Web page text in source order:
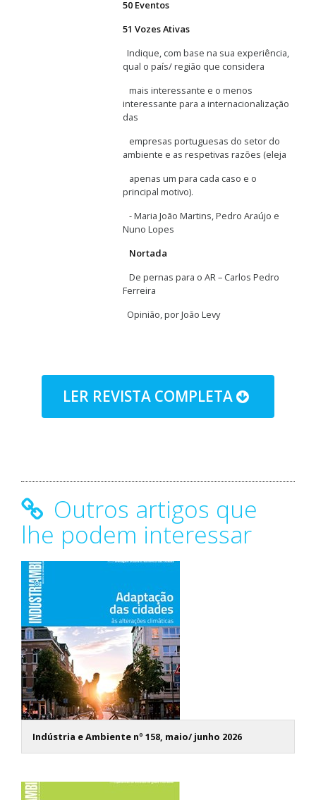
50 Eventos
51 Vozes Ativas
Indique, com base na sua experiência,
qual o país/ região que considera
mais interessante e o menos
interessante para a internacionalização
das
empresas portuguesas do setor do
ambiente e as respetivas razões (eleja
apenas um para cada caso e o
principal motivo).
- Maria João Martins, Pedro Araújo e
Nuno Lopes
Nortada
De pernas para o AR – Carlos Pedro
Ferreira
Opinião, por João Levy
LER REVISTA COMPLETA
Outros artigos que
lhe podem interessar
Indústria e Ambiente nº 158, maio/ junho 2026